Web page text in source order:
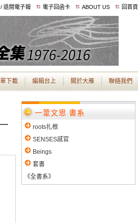
退閱電子報 電子回函卡 ABOUT US 回首頁
下載 編輯台上 關於大雁 聯絡我們
一葦文思 書系
roots扎根
SENSES感官
Beings
套書
《全書系》